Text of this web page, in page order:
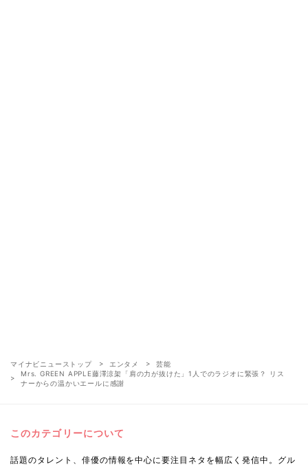
マイナビニューストップ エンタメ
芸能
Mrs. GREEN APPLE藤澤涼架「肩の力が抜けた」1人でのラジオに緊張？ リス
ナーからの温かいエールに感謝
このカテゴリーについて
話題のタレント、俳優の情報を中心に要注目ネタを幅広く発信中。グル